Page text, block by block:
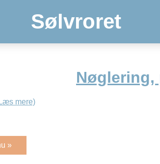
Sølvroret
Nøglering,
mere)
»